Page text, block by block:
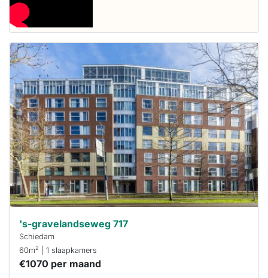
Deze woning
is
waarschijnlijk
al verhuurd
Om kans te
maken moet je
binnen 15
minuten
reageren.
Stekkies helpt
je hierbij!
's-gravelandseweg 717
Schiedam
60m2 | 1 slaapkamers
€1070 per maand